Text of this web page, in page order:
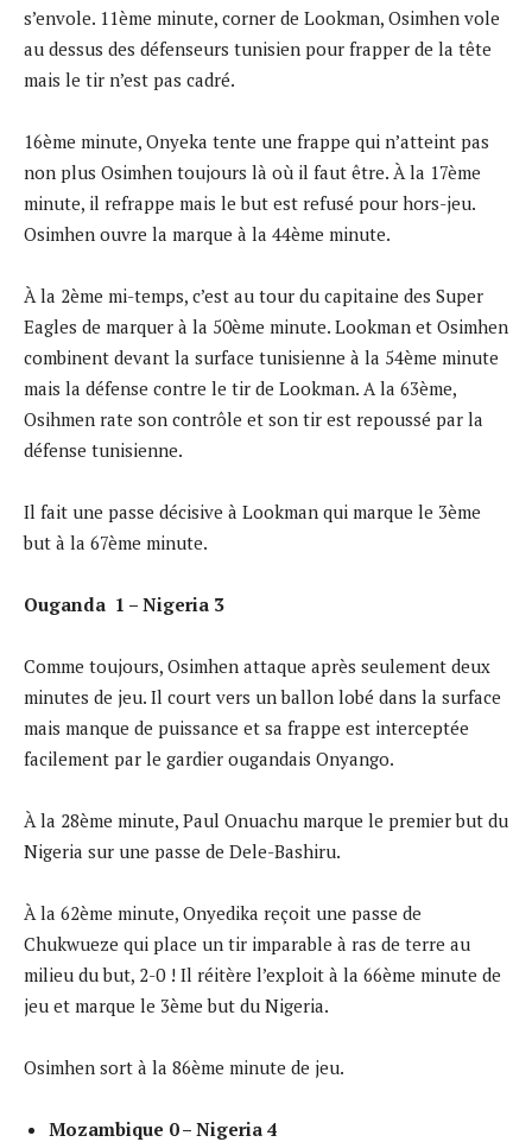
s’envole. 11ème minute, corner de Lookman, Osimhen vole
au dessus des défenseurs tunisien pour frapper de la tête
mais le tir n’est pas cadré.
16ème minute, Onyeka tente une frappe qui n’atteint pas
non plus Osimhen toujours là où il faut être. À la 17ème
minute, il refrappe mais le but est refusé pour hors-jeu.
Osimhen ouvre la marque à la 44ème minute.
À la 2ème mi-temps, c’est au tour du capitaine des Super
Eagles de marquer à la 50ème minute. Lookman et Osimhen
combinent devant la surface tunisienne à la 54ème minute
mais la défense contre le tir de Lookman. A la 63ème,
Osihmen rate son contrôle et son tir est repoussé par la
défense tunisienne.
Il fait une passe décisive à Lookman qui marque le 3ème
but à la 67ème minute.
Ouganda 1 – Nigeria 3
Comme toujours, Osimhen attaque après seulement deux
minutes de jeu. Il court vers un ballon lobé dans la surface
mais manque de puissance et sa frappe est interceptée
facilement par le gardier ougandais Onyango.
À la 28ème minute, Paul Onuachu marque le premier but du
Nigeria sur une passe de Dele-Bashiru.
À la 62ème minute, Onyedika reçoit une passe de
Chukwueze qui place un tir imparable à ras de terre au
milieu du but, 2-0 ! Il réitère l’exploit à la 66ème minute de
jeu et marque le 3ème but du Nigeria.
Osimhen sort à la 86ème minute de jeu.
Mozambique 0 – Nigeria 4